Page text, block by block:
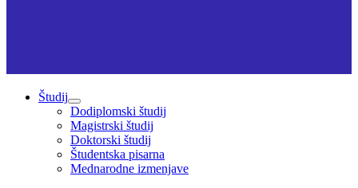
Študij
Dodiplomski študij
Magistrski študij
Doktorski študij
Študentska pisarna
Mednarodne izmenjave